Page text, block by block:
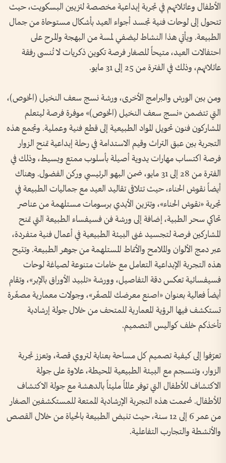
الأطفال وعائلاتهم في تجربة إبداعية مخصصة لتزيين البسكويت، حيث
تتحول إلى لوحات فنية تجسد أجواء العيد بأشكال مستوحاة من جمال
الطبيعة. ويأتي هذا النشاط ليضفي لمسة من البهجة والمرح على
احتفالات العيد، متيحاً للصغار فرصة تكوين ذكريات لا تُنسى رفقة
عائلاتهم، وذلك في الفترة من 25 إلى 31 مايو.
ومن بين الورش والبرامج الأخرى، ورشة نسج سعف النخيل (الخوص)،
التي تتضمن «نسج سعف النخيل (الخوص)» موفرة فرصة ليتعلم
المشاركون فنون تحويل المواد الطبيعية إلى قطع فنية وعملية. وتجمع هذه
التجربة بين عبق التراث وقيم الاستدامة في رحلة إبداعية تمنح الزوار
فرصة اكتساب مهارات يدوية أصيلة بأسلوب ممتع وبسيط، وذلك في
الفترة من 28 إلى 31 مايو، ضمن البهو الرئيسي وركن الفضول. وهناك
أيضاً نقوش الحناء، حيث تتلاقى تقاليد العيد مع جماليات الطبيعة في
تجربة «نقوش الحناء»، وتتزين الأيدي برسومات مستلهمة من عناصر
تحاكي سحر الطبية، إضافة إلى ورشة فن فسيفساء الطبيعة التي تمنح
المشاركين فرصة لتجسيد غنى البيئة الطبيعية في أعمال فنية متفردة،
عبر دمج الألوان والملامح والأنماط المستلهمة من جوهر الطبيعة. وتتيح
هذه التجربة الإبداعية التعامل مع خامات متنوعة لصياغة لوحات
فسيفسائية تعكس دقة التفاصيل، وورشة «تلبيد الأوراق بالإبر»، وتقام
أيضاً فعالية بعنوان «اصنع معرضك المصغّر»، وجولات معمارية مصغّرة
تستكشف فيها الرؤية المعمارية للمتحف من خلال جولة إرشادية
تأخذكم خلف كواليس التصميم.
تعرّفوا إلى كيفية تصميم كل مساحة بعناية لتروي قصة، وتعزز تجربة
الزوار، وتنسجم مع البيئة الطبيعية المحيطة، علاوة على جولة
الاكتشاف للأطفال التي توفر عالماً مليئاً بالدهشة مع جولة الاكتشاف
للأطفال. صُممت هذه التجربة الإرشادية الممتعة للمستكشفين الصغار
من عمر 6 إلى 12 سنة، حيث تنبض الطبيعة بالحياة من خلال القصص
والأنشطة والتجارب التفاعلية.